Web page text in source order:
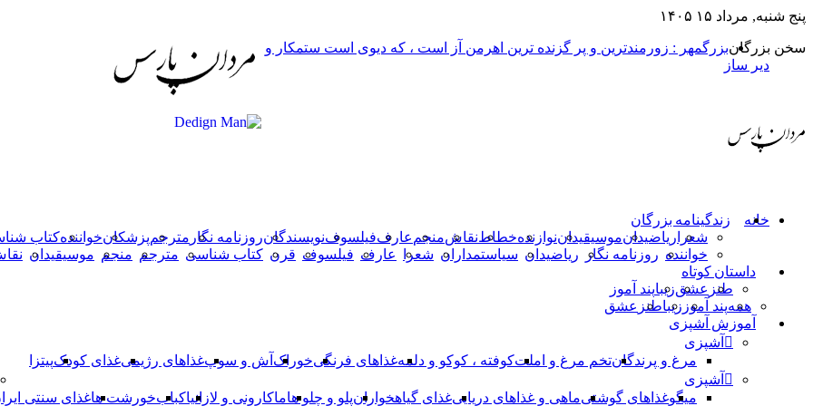
پنج شنبه, مرداد ۱۵ ۱۴۰۵
سخن بزرگانبزرگمهر : زورمندترین و پر گزنده ترین اهرمن آز است ، که دیوی است ستمکار و
دیر ساز
خانه زندگینامه بزرگان
شعرا ریاضیدانموسیقیداننوازندهخطاطنقاشمنجم عارففیلسوفنویسندگانروزنامه نگار مترجمپزشکانخوانندهکتاب
خواننده روزنامه نگار ریاضیدان سیاستمداران شعرا عارف فیلسوف قرن کتاب شناسی مترجم منجم موسیقیدان
داستان کوتاه
طنز عشقزیباپند آموز
همهپند آموز زیباطنز عشق
آموزش آشپزی
آشپزی
مرغ و پرندگانتخم مرغ و املتکوفته ، کوکو و دلمهغذاهای فرنگیخوراک آش و سوپغذاهای رژیمیغذای کودکپیتزا
آشپزی
میگوغذاهای گوشتیماهی و غذاهای دریاییغذای گیاهخوارانپلو و چلو هاماکارونی و لازانیاکبابخورشت هاغذای سنتی